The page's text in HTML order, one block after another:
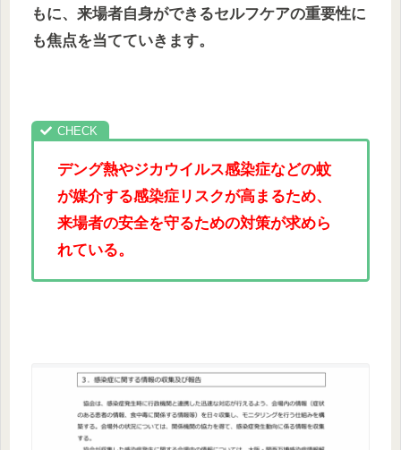
もに、来場者自身ができるセルフケアの重要性に
も焦点を当てていきます。
デング熱やジカウイルス感染症などの蚊
が媒介する感染症リスクが高まるため、
来場者の安全を守るための対策が求めら
れている。